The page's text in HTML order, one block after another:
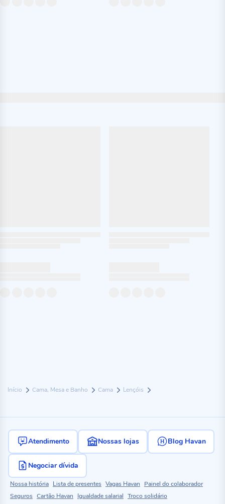
Início Cama, Mesa e Banho Cama Lençóis
Atendimento Nossas lojas Blog Havan
Negociar dívida
Nossa história Lista de presentes Vagas Havan
Painel do colaborador
Seguros Cartão Havan Igualdade salarial Troco solidário